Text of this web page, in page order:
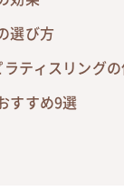
選び方
ティスリング
すすめ9選